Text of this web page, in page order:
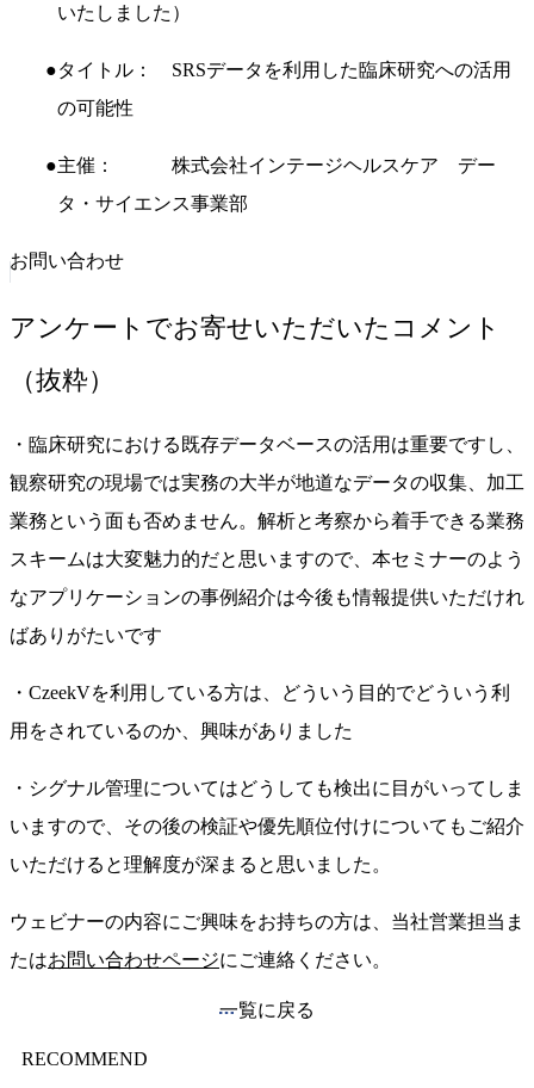
いたしました）
タイトル： SRSデータを利用した臨床研究への活用
の可能性
主催： 株式会社インテージヘルスケア デー
タ・サイエンス事業部
お問い合わせ
アンケートでお寄せいただいたコメント
（抜粋）
・臨床研究における既存データベースの活用は重要ですし、
観察研究の現場では実務の大半が地道なデータの収集、加工
業務という面も否めません。解析と考察から着手できる業務
スキームは大変魅力的だと思いますので、本セミナーのよう
なアプリケーションの事例紹介は今後も情報提供いただけれ
ばありがたいです
・CzeekVを利用している方は、どういう目的でどういう利
用をされているのか、興味がありました
・シグナル管理についてはどうしても検出に目がいってしま
いますので、その後の検証や優先順位付けについてもご紹介
いただけると理解度が深まると思いました。
ウェビナーの内容にご興味をお持ちの方は、当社営業担当ま
たはお問い合わせページにご連絡ください。
一覧に戻る
RECOMMEND